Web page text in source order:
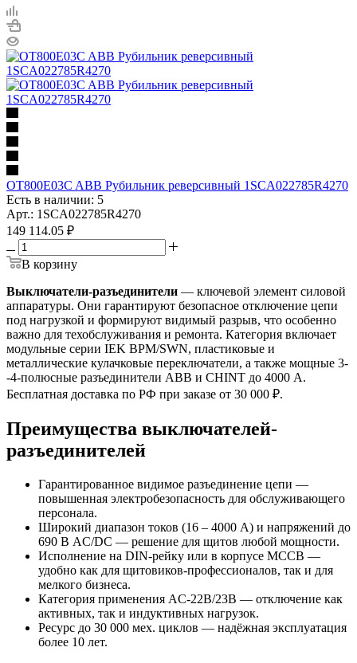
OT800E03C ABB Рубильник реверсивный 1SCA022785R4270
Есть в наличии: 5
Арт.: 1SCA022785R4270
149 114.05 ₽
В корзину
Выключатели-разъединители — ключевой элемент силовой
аппаратуры. Они гарантируют безопасное отключение цепи
под нагрузкой и формируют видимый разрыв, что особенно
важно для техобслуживания и ремонта. Категория включает
модульные серии IEK ВРМ/SWN, пластиковые и
металлические кулачковые переключатели, а также мощные 3-
-4-полюсные разъединители ABB и CHINT до 4000 А.
Бесплатная доставка по РФ при заказе от 30 000 ₽.
Преимущества выключателей-
разъединителей
Гарантированное видимое разъединение цепи —
повышенная электробезопасность для обслуживающего
персонала.
Широкий диапазон токов (16 – 4000 А) и напряжений до
690 В AC/DC — решение для щитов любой мощности.
Исполнение на DIN-рейку или в корпусе MCCB —
удобно как для щитовиков-профессионалов, так и для
мелкого бизнеса.
Категория применения AC-22В/23B — отключение как
активных, так и индуктивных нагрузок.
Ресурс до 30 000 мех. циклов — надёжная эксплуатация
более 10 лет.